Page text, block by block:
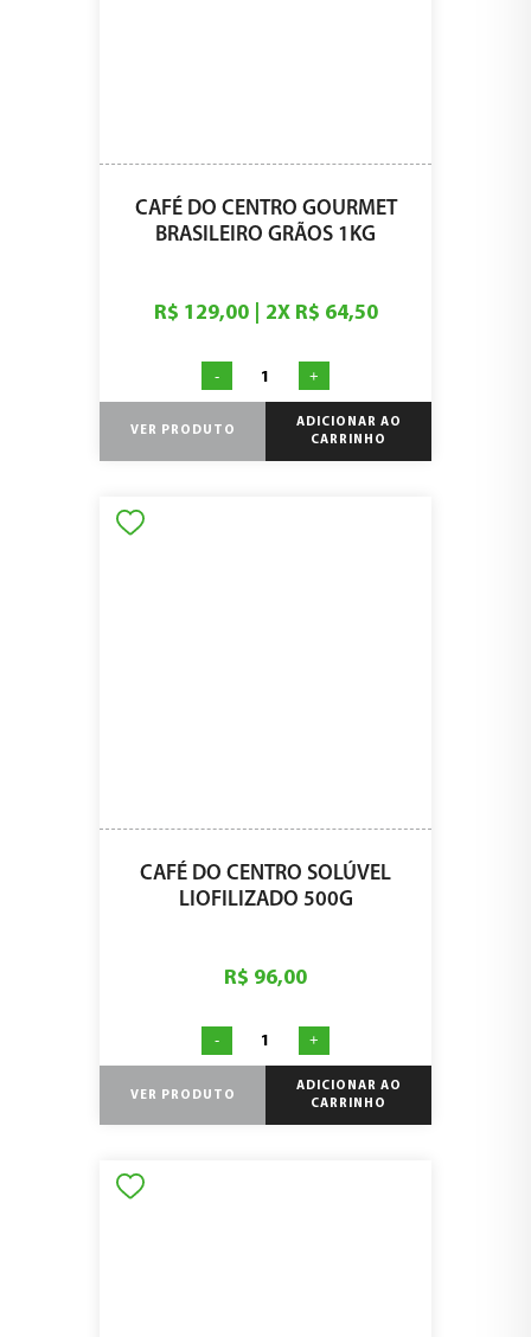
CAFÉ DO CENTRO GOURMET
BRASILEIRO GRÃOS 1KG
R$ 129,00| 2X R$ 64,50
- +
VER PRODUTO
ADICIONAR AO
CARRINHO
CAFÉ DO CENTRO SOLÚVEL
LIOFILIZADO 500G
R$ 96,00
- +
VER PRODUTO
ADICIONAR AO
CARRINHO